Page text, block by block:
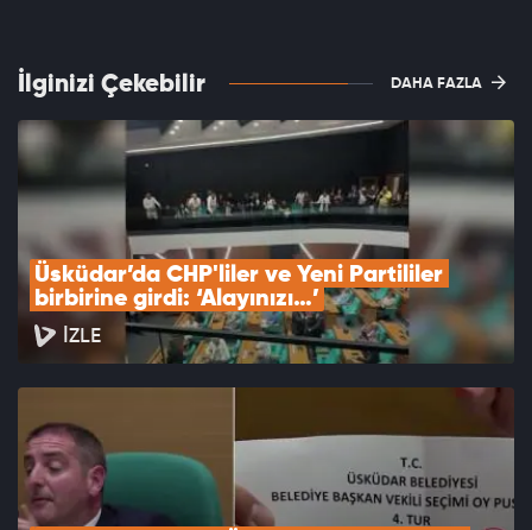
İlginizi Çekebilir DAHA FAZLA
Üsküdar’da CHP'liler ve Yeni Partililer
birbirine girdi: ‘Alayınızı…’
İZLE